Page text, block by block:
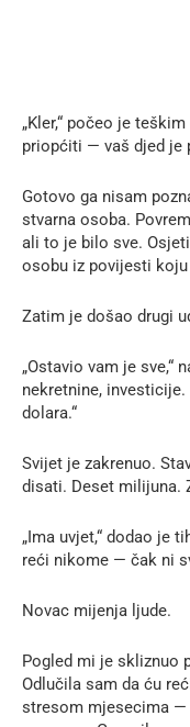
„Kler,“ počeo je
priopćiti — vaš djed je
Gotovo ga nisam
stvarna osoba.
ali to je bilo sve.
osobu iz povijesti
Zatim je došao drugi
„Ostavio vam je sve,“
nekretnine,
dolara.“
Svijet je zakrenuo.
disati. Deset milijuna.
„Ima uvjet,“ dodao je
reći nikome — čak ni
Novac mijenja ljude.
Pogled mi je skliznuo
Odlučila sam da ću
stresom mjesecima —